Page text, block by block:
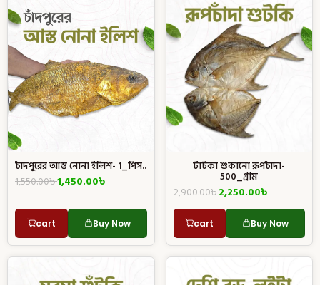
চাঁদপুরের আস্ত নোনা ইলিশ- 1_পিস..
1,550.00৳1,450.00৳
cart Buy Now
টাটকা শুকানো রূপচাঁদা-
500_গ্রাম
2,900.00৳2,250.00৳
cart Buy Now